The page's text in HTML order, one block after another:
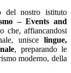
del nostro istituto
– Events and
che, affiancandosi
unisce lingue,
, preparando le
moderno, della